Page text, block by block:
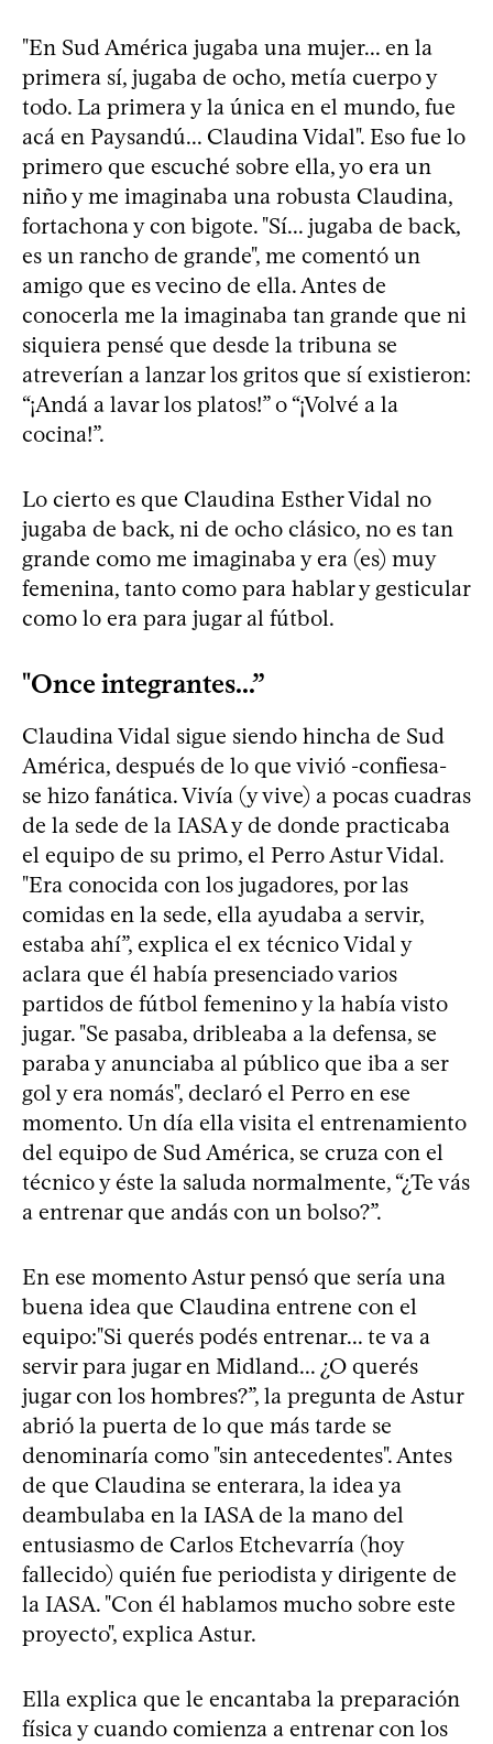
"En Sud América jugaba una mujer... en la
primera sí, jugaba de ocho, metía cuerpo y
todo. La primera y la única en el mundo, fue
acá en Paysandú... Claudina Vidal". Eso fue lo
primero que escuché sobre ella, yo era un
niño y me imaginaba una robusta Claudina,
fortachona y con bigote. "Sí... jugaba de back,
es un rancho de grande", me comentó un
amigo que es vecino de ella. Antes de
conocerla me la imaginaba tan grande que ni
siquiera pensé que desde la tribuna se
atreverían a lanzar los gritos que sí existieron:
“¡Andá a lavar los platos!” o “¡Volvé a la
cocina!”.
Lo cierto es que Claudina Esther Vidal no
jugaba de back, ni de ocho clásico, no es tan
grande como me imaginaba y era (es) muy
femenina, tanto como para hablar y gesticular
como lo era para jugar al fútbol.
"Once integrantes...”
Claudina Vidal sigue siendo hincha de Sud
América, después de lo que vivió -confiesa-
se hizo fanática. Vivía (y vive) a pocas cuadras
de la sede de la IASA y de donde practicaba
el equipo de su primo, el Perro Astur Vidal.
"Era conocida con los jugadores, por las
comidas en la sede, ella ayudaba a servir,
estaba ahí”, explica el ex técnico Vidal y
aclara que él había presenciado varios
partidos de fútbol femenino y la había visto
jugar. "Se pasaba, dribleaba a la defensa, se
paraba y anunciaba al público que iba a ser
gol y era nomás", declaró el Perro en ese
momento. Un día ella visita el entrenamiento
del equipo de Sud América, se cruza con el
técnico y éste la saluda normalmente, “¿Te vás
a entrenar que andás con un bolso?”.
En ese momento Astur pensó que sería una
buena idea que Claudina entrene con el
equipo:"Si querés podés entrenar... te va a
servir para jugar en Midland... ¿O querés
jugar con los hombres?”, la pregunta de Astur
abrió la puerta de lo que más tarde se
denominaría como "sin antecedentes". Antes
de que Claudina se enterara, la idea ya
deambulaba en la IASA de la mano del
entusiasmo de Carlos Etchevarría (hoy
fallecido) quién fue periodista y dirigente de
la IASA. "Con él hablamos mucho sobre este
proyecto", explica Astur.
Ella explica que le encantaba la preparación
física y cuando comienza a entrenar con los